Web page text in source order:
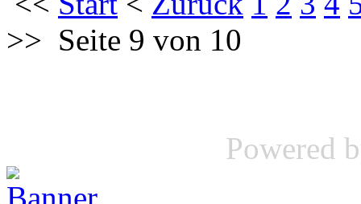
>> Seite 9 von 10
Powered